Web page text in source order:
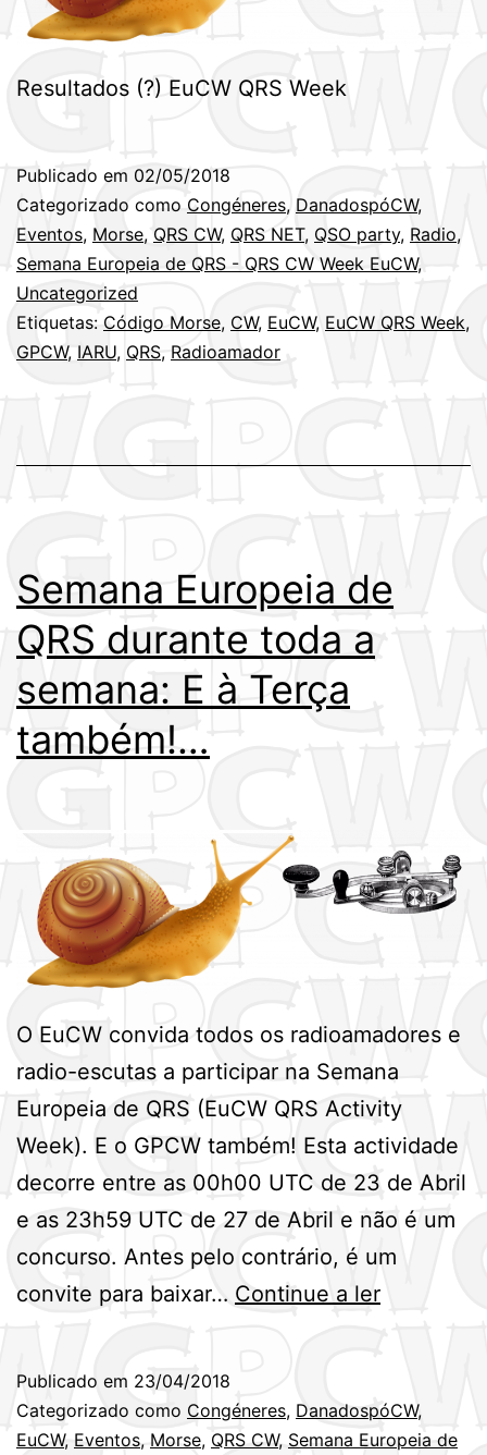
Resultados (?) EuCW QRS Week
Publicado em 02/05/2018
Categorizado como Congéneres, DanadospóCW,
Eventos, Morse, QRS CW, QRS NET, QSO party, Radio,
Semana Europeia de QRS - QRS CW Week EuCW,
Uncategorized
Etiquetas: Código Morse, CW, EuCW, EuCW QRS Week,
GPCW, IARU, QRS, Radioamador
Semana Europeia de
QRS durante toda a
semana: E à Terça
também!…
O EuCW convida todos os radioamadores e
radio-escutas a participar na Semana
Europeia de QRS (EuCW QRS Activity
Week). E o GPCW também! Esta actividade
decorre entre as 00h00 UTC de 23 de Abril
e as 23h59 UTC de 27 de Abril e não é um
concurso. Antes pelo contrário, é um
convite para baixar… Continue a lerSemana
QRS
durante
Publicado em 23/04/2018
Categorizado como Congéneres, DanadospóCW,
EuCW, Eventos, Morse, QRS CW, Semana Europeia de